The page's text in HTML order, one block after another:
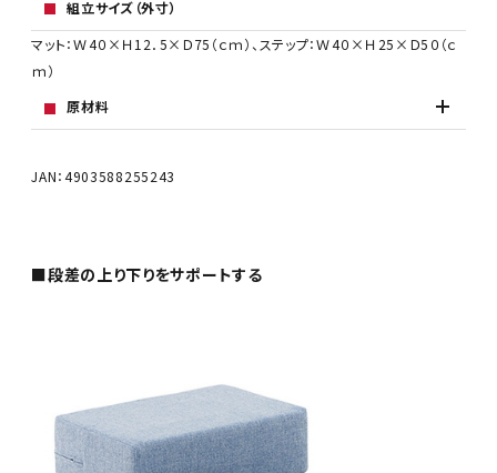
組立サイズ（外寸）
マット：Ｗ4０×Ｈ12．5×Ｄ75（ｃｍ）、ステップ：Ｗ4０×Ｈ25×Ｄ5０（ｃ
ｍ）
原材料
JAN：4903588255243
■段差の上り下りをサポートする